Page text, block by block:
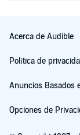
Acerca de Audible
Política de
Anuncios Basados
Opciones de